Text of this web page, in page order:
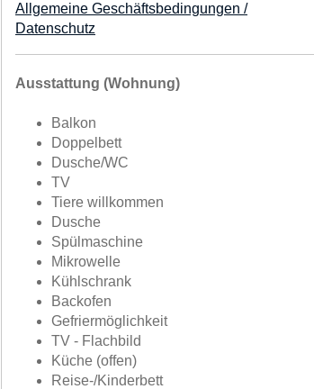
Allgemeine Geschäftsbedingungen /
Datenschutz
Ausstattung (Wohnung)
Balkon
Doppelbett
Dusche/WC
TV
Tiere willkommen
Dusche
Spülmaschine
Mikrowelle
Kühlschrank
Backofen
Gefriermöglichkeit
TV - Flachbild
Küche (offen)
Reise-/Kinderbett